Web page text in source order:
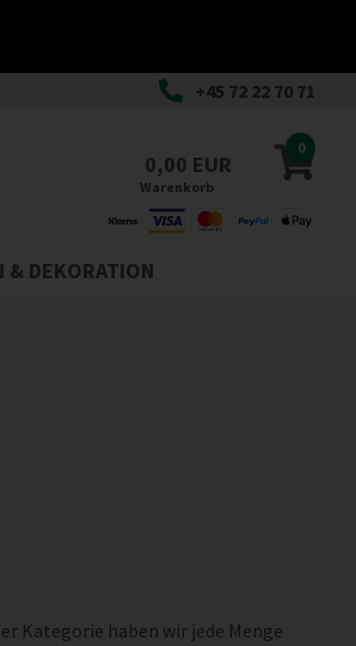
+45 72 22 70 71
0
0,00 EUR
Warenkorb
& DEKORATION
Kategorie haben wir jede Menge